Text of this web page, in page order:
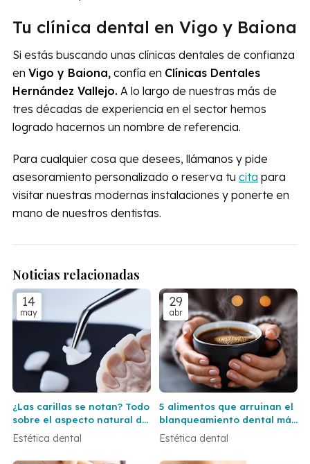
Tu clínica dental en Vigo y Baiona
Si estás buscando unas clínicas dentales de confianza
en Vigo y Baiona,confía en Clínicas Dentales
Hernández Vallejo. A lo largo de nuestras más de
tres décadas de experiencia en el sector hemos
logrado hacernos un nombre de referencia.
Para cualquier cosa que desees, llámanos y pide
asesoramiento personalizado o reserva tu cita para
visitar nuestras modernas instalaciones y ponerte en
mano de nuestros dentistas.
Noticias relacionadas
14
may
¿Las carillas se notan? Todo
sobre el aspecto natural del
resultado
Estética dental
29
abr
5 alimentos que arruinan el
blanqueamiento dental más
rápido de lo que crees
Estética dental